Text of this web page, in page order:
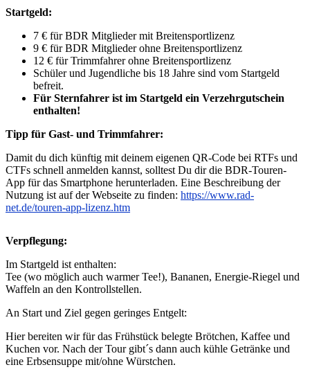
Startgeld:
7 € für BDR Mitglieder mit Breitensportlizenz
9 € für BDR Mitglieder ohne Breitensportlizenz
12 € für Trimmfahrer ohne Breitensportlizenz
Schüler und Jugendliche bis 18 Jahre sind vom Startgeld
befreit.
Für Sternfahrer ist im Startgeld ein Verzehrgutschein
enthalten!
Tipp für Gast- und Trimmfahrer:
Damit du dich künftig mit deinem eigenen QR-Code bei RTFs und
CTFs schnell anmelden kannst, solltest Du dir die BDR-Touren-
App für das Smartphone herunterladen. Eine Beschreibung der
Nutzung ist auf der Webseite zu finden: https://www.rad-
net.de/touren-app-lizenz.htm
Verpflegung:
Im Startgeld ist enthalten:
Tee (wo möglich auch warmer Tee!), Bananen, Energie-Riegel und
Waffeln an den Kontrollstellen.
An Start und Ziel gegen geringes Entgelt:
Hier bereiten wir für das Frühstück belegte Brötchen, Kaffee und
Kuchen vor. Nach der Tour gibt´s dann auch kühle Getränke und
eine Erbsensuppe mit/ohne Würstchen.